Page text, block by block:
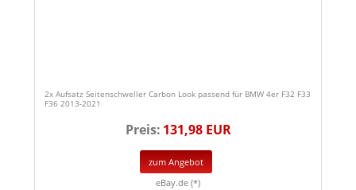
2x Aufsatz Seitenschweller Carbon Look passend für BMW 4er F32 F33
F36 2013-2021
Preis: 131,98 EUR
zum Angebot
eBay.de (*)